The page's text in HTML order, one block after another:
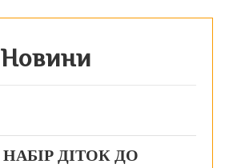
Новини
НАБІР ДІТОК ДО